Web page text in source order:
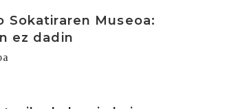
Sokatiraren Museoa:
ez dadin